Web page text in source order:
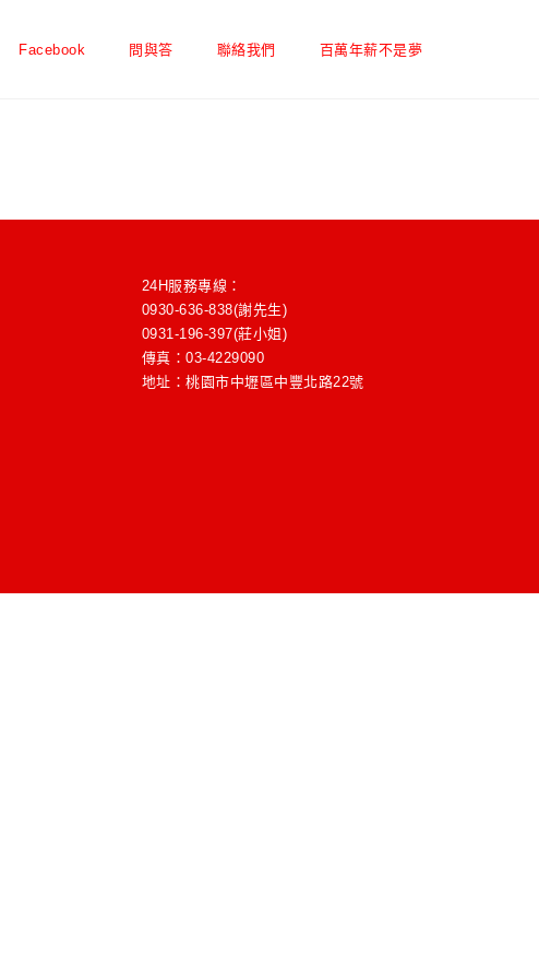
Facebook 問與答 聯絡我們 百萬年薪不是夢
24H服務專線：
0930-636-838(謝先生)
0931-196-397(莊小姐)
傳真：03-4229090
地址：桃園市中壢區中豐北路22號